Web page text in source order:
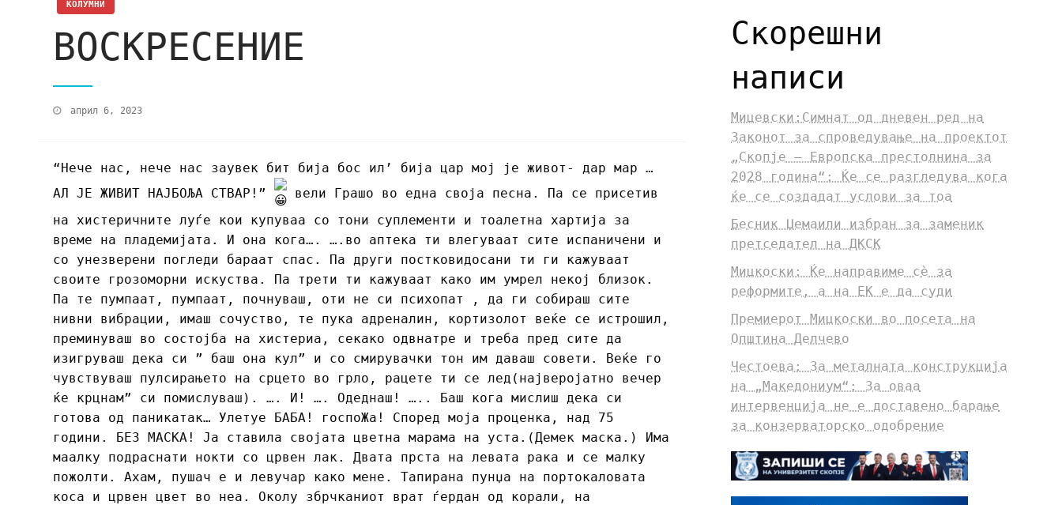
KОЛУМНИ
ВОСКРЕСЕНИЕ
април 6, 2023
“Нече нас, нече нас заувек бит бија бос ил’ бија цар мој је живот- дар мар …
АЛ ЈЕ ЖИВИТ НАЈБОЉА СТВАР!”
вели Грашо во една своја песна. Па се присетив
на хистеричните луѓе кои купуваа со тони суплементи и тоалетна хартија за
време на пладемијата. И она кога…. ….во аптека ти влегуваат сите испаничени и
со унезверени погледи бараат спас. Па други постковидосани ти ги кажуваат
своите грозоморни искуства. Па трети ти кажуваат како им умрел некој близок.
Па те пумпаат, пумпаат, почнуваш, оти не си психопат , да ги собираш сите
нивни вибрации, имаш сочуство, те пука адреналин, кортизолот веќе се истрошил,
преминуваш во состојба на хистериа, секако одвнатре и треба пред сите да
изигруваш дека си ” баш она кул” и со смирувачки тон им даваш совети. Веќе го
чувствуваш пулсирањето на срцето во грло, рацете ти се лед(најверојатно вечер
ќе крцнам” си помислуваш). …. И! …. Одеднаш! ….. Баш кога мислиш дека си
готова од паникатак… Улетуе БАБА! госпоЖа! Според моја проценка, над 75
години. БЕЗ МАСКА! Ја ставила својата цветна марама на уста.(Демек маска.) Има
маалку подраснати нокти со црвен лак. Двата прста на левата рака и се малку
пожолти. Ахам, пушач е и левучар како мене. Тапирана пунџа на портокаловата
коса и црвен цвет во неа. Околу збрчканиот врат ѓердан од корали, на
Скорешни
написи
Мицевски:Симнат од дневен ред на
Законот за спроведување на проектот
„Скопје – Европска престолнина за
2028 година“: Ќе се разгледува кога
ќе се создадат услови за тоа
Бесник Џемаили избран за заменик
претседател на ДКСК
Мицкоски: Ќе направиме сè за
реформите, а на ЕК е да суди
Премиерот Мицкоски во посета на
Општина Делчево
Честоева: За металната конструкција
на „Македониум“: За оваа
интервенција не е доставено барање
за конзерваторско одобрение